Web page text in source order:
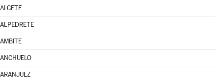
ALGETE
ALPEDRETE
AMBITE
ANCHUELO
ARANJUEZ